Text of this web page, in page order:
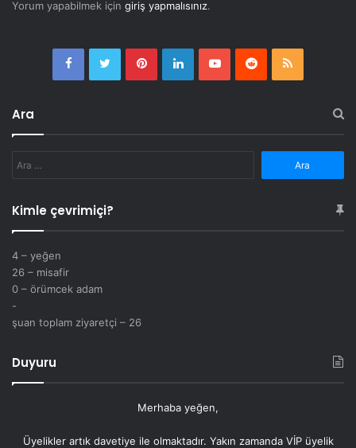
Yorum yapabilmek için giriş yapmalısınız.
FacebookTwitterPinterestLinkedInYouTubeRedditRSS
Ara
Kimle çevrimiçi?
4 – yeğen
26 – misafir
0 – örümcek adam
-
şuan toplam ziyaretçi – 26
Duyuru
Merhaba yeğen,
Üyelikler artık davetiye ile olmaktadır. Yakın zamanda VİP üyelik